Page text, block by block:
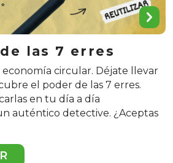
las 7 erres
economía circular. Déjate llevar
el poder de las 7 erres.
en tu día a día
auténtico detective. ¿Aceptas